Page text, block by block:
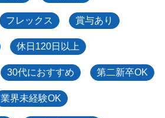
フレックス 賞与あり
休日120日以上
30代におすすめ 第二新卒OK
業界未経験OK